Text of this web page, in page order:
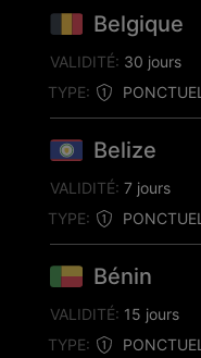
Belgique
TYPE: PONCTUEL
VALIDITÉ: 30 jours
Belize
TYPE: PONCTUEL
VALIDITÉ: 7 jours
Bénin
TYPE: PONCTUEL
VALIDITÉ: 15 jours